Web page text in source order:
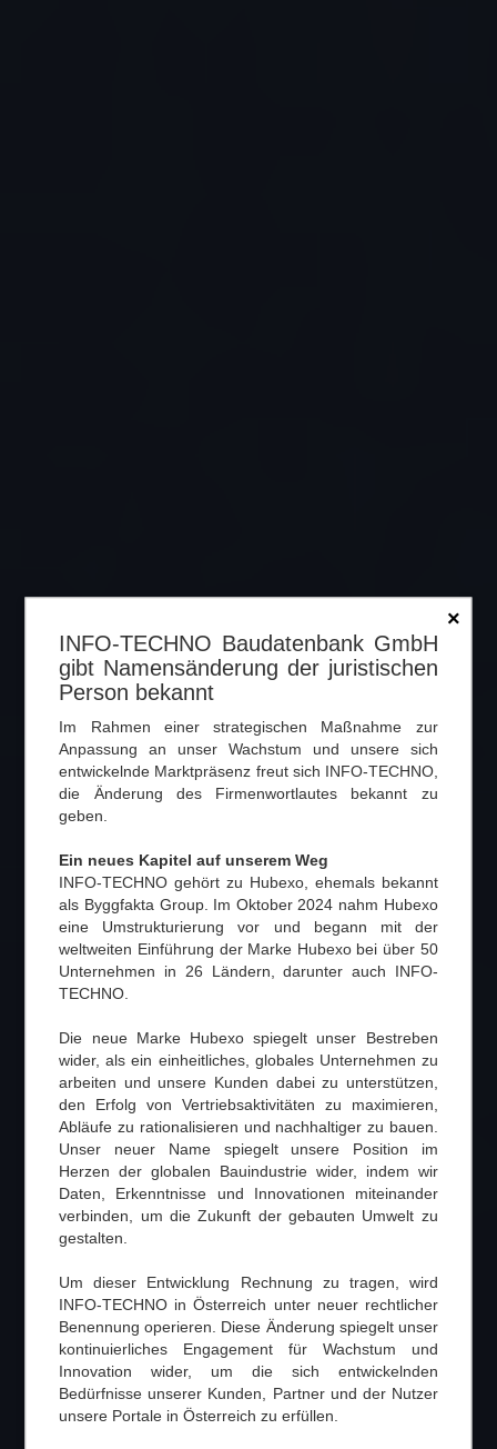
×
INFO-TECHNO Baudatenbank GmbH
gibt Namensänderung der juristischen
Person bekannt
Im Rahmen einer strategischen Maßnahme zur
Anpassung an unser Wachstum und unsere sich
entwickelnde Marktpräsenz freut sich INFO-TECHNO,
die Änderung des Firmenwortlautes bekannt zu
geben.
Ein neues Kapitel auf unserem Weg
INFO-TECHNO gehört zu Hubexo, ehemals bekannt
als Byggfakta Group. Im Oktober 2024 nahm Hubexo
eine Umstrukturierung vor und begann mit der
weltweiten Einführung der Marke Hubexo bei über 50
Unternehmen in 26 Ländern, darunter auch INFO-
TECHNO.
Die neue Marke Hubexo spiegelt unser Bestreben
wider, als ein einheitliches, globales Unternehmen zu
arbeiten und unsere Kunden dabei zu unterstützen,
den Erfolg von Vertriebsaktivitäten zu maximieren,
Abläufe zu rationalisieren und nachhaltiger zu bauen.
Unser neuer Name spiegelt unsere Position im
Herzen der globalen Bauindustrie wider, indem wir
Daten, Erkenntnisse und Innovationen miteinander
verbinden, um die Zukunft der gebauten Umwelt zu
gestalten.
Um dieser Entwicklung Rechnung zu tragen, wird
INFO-TECHNO in Österreich unter neuer rechtlicher
Benennung operieren. Diese Änderung spiegelt unser
kontinuierliches Engagement für Wachstum und
Innovation wider, um die sich entwickelnden
Bedürfnisse unserer Kunden, Partner und der Nutzer
unsere Portale in Österreich zu erfüllen.